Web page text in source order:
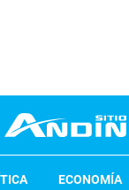
ECONOMÍA